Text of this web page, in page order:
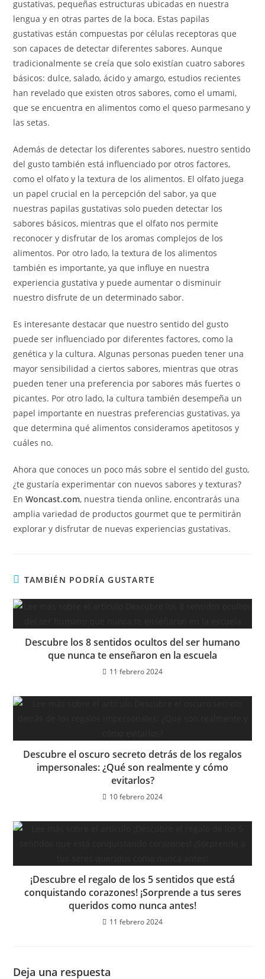
gustativas, pequeñas estructuras ubicadas en nuestra
lengua y en otras partes de la boca. Estas papilas
gustativas están compuestas por células receptoras que
son capaces de detectar diferentes sabores. Aunque
tradicionalmente se creía que solo existían cuatro sabores
básicos: dulce, salado, ácido y amargo, estudios recientes
han revelado que existen otros sabores, como el umami,
que se encuentra en alimentos como el queso parmesano y
las setas.
Además de detectar los diferentes sabores, nuestro sentido
del gusto también está influenciado por otros factores,
como el olfato y la textura de los alimentos. El olfato juega
un papel crucial en la percepción del sabor, ya que
nuestras papilas gustativas solo pueden detectar los
sabores básicos, mientras que el olfato nos permite
reconocer y disfrutar de los aromas complejos de los
alimentos. Por otro lado, la textura de los alimentos
también es importante, ya que influye en nuestra
experiencia gustativa y puede aumentar o disminuir
nuestro disfrute de un determinado sabor.
Es interesante destacar que nuestro sentido del gusto
puede ser influenciado por diferentes factores, como la
genética y la cultura. Algunas personas pueden tener una
mayor sensibilidad a ciertos sabores, mientras que otras
pueden tener una preferencia por sabores más fuertes o
picantes. Por otro lado, la cultura también desempeña un
papel importante en nuestras preferencias gustativas, ya
que determina qué alimentos consideramos apetitosos y
cuáles no.
Ahora que conoces un poco más sobre el sentido del gusto,
¿te gustaría experimentar con nuevos sabores y texturas?
EnWoncast.com, nuestra tienda online, encontrarás una
amplia variedad de productos gourmet que te permitirán
explorar y disfrutar de nuevas experiencias gustativas.
TAMBIÉN PODRÍA GUSTARTE
Descubre los 8 sentidos ocultos del ser humano
que nunca te enseñaron en la escuela
11 febrero 2024
Descubre el oscuro secreto detrás de los regalos
impersonales: ¿Qué son realmente y cómo
evitarlos?
10 febrero 2024
¡Descubre el regalo de los 5 sentidos que está
conquistando corazones! ¡Sorprende a tus seres
queridos como nunca antes!
11 febrero 2024
Deja una respuesta